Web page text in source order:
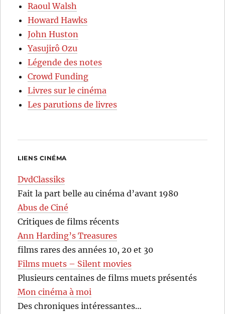
Raoul Walsh
Howard Hawks
John Huston
Yasujirô Ozu
Légende des notes
Crowd Funding
Livres sur le cinéma
Les parutions de livres
LIENS CINÉMA
DvdClassiks
Fait la part belle au cinéma d’avant 1980
Abus de Ciné
Critiques de films récents
Ann Harding’s Treasures
films rares des années 10, 20 et 30
Films muets – Silent movies
Plusieurs centaines de films muets présentés
Mon cinéma à moi
Des chroniques intéressantes…